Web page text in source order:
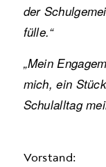
der
fülle.“
„Mein
mich, ein
Schulalltag
Vorstand: